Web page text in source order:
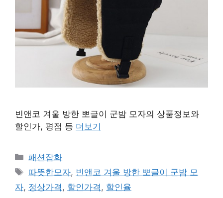
빈앤코 겨울 방한 뽀글이 군밤 모자의 상품정보와
할인가, 평점 등 더보기
카
테
고
리
패션잡화
태
그
따뜻한모자, 빈앤코 겨울 방한 뽀글이 군밤 모
자, 정상가격 , 할인가격 , 할인율